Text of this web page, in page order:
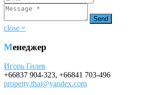
close ×
Менеджер
Игорь Гилев
+66837 904-323, +66841 703-496
property.thai@yandex.com